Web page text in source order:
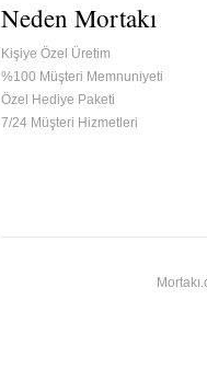
Neden Mortakı
Kişiye Özel Üretim
%100 Müşteri Memnuniyeti
Özel Hediye Paketi
7/24 Müşteri Hizmetleri